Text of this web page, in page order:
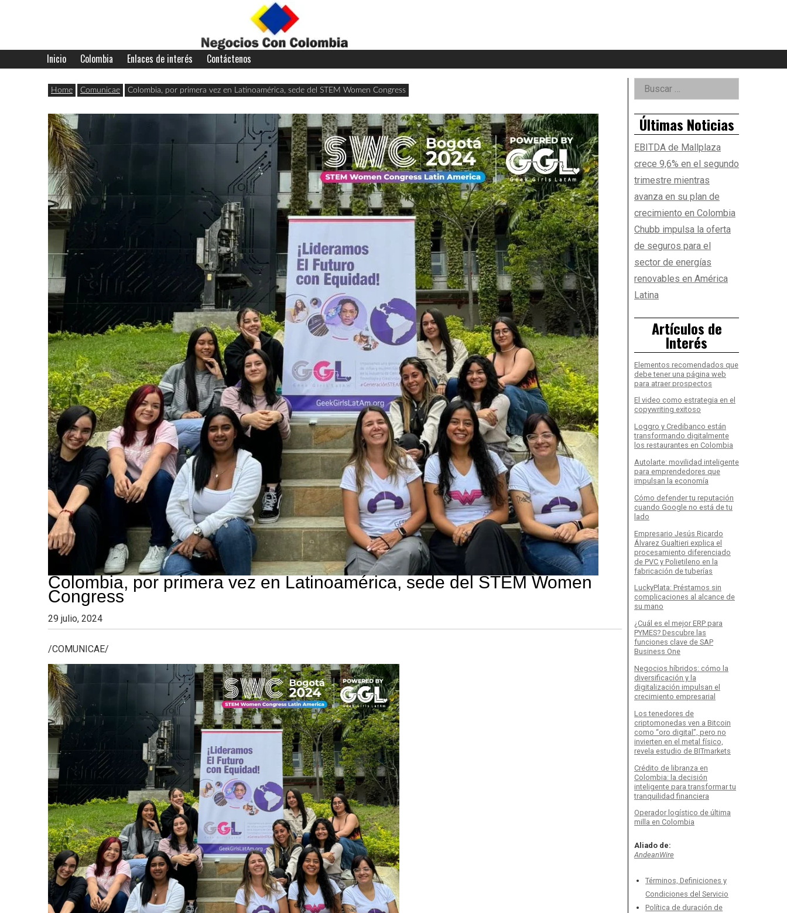
Negocios
con
Colombia
Últimas
noticias,
y
actualidad
de
negocios
con
Colombia.
Widget
Inicio Colombia Enlaces de interés Contáctenos
Home Comunicae Colombia, por primera vez en Latinoamérica, sede del STEM Women Congress
Colombia, por primera vez en Latinoamérica, sede del STEM Women
Congress
29 julio, 2024
/COMUNICAE/
Right
Asides
Buscar:
Últimas Noticias
EBITDA de Mallplaza
crece 9,6% en el segundo
trimestre mientras
avanza en su plan de
crecimiento en Colombia
Chubb impulsa la oferta
de seguros para el
sector de energías
renovables en América
Latina
Artículos de
Interés
Elementos recomendados que
debe tener una página web
para atraer prospectos
El video como estrategia en el
copywriting exitoso
Loggro y Credibanco están
transformando digitalmente
los restaurantes en Colombia
Autolarte: movilidad inteligente
para emprendedores que
impulsan la economía
Cómo defender tu reputación
cuando Google no está de tu
lado
Empresario Jesús Ricardo
Álvarez Gualtieri explica el
procesamiento diferenciado
de PVC y Polietileno en la
fabricación de tuberías
LuckyPlata: Préstamos sin
complicaciones al alcance de
su mano
¿Cuál es el mejor ERP para
PYMES? Descubre las
funciones clave de SAP
Business One
Negocios híbridos: cómo la
diversificación y la
digitalización impulsan el
crecimiento empresarial
Los tenedores de
criptomonedas ven a Bitcoin
como “oro digital”, pero no
invierten en el metal físico,
revela estudio de BITmarkets
Crédito de libranza en
Colombia: la decisión
inteligente para transformar tu
tranquilidad financiera
Operador logístico de última
milla en Colombia
Aliado de:
AndeanWire
Términos, Definiciones y
Condiciones del Servicio
Política de duración de